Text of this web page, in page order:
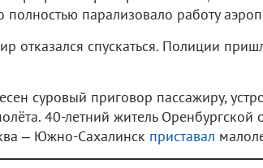
парализовало работу
отказался спускаться. Полиции
суровый приговор пассажиру,
40-летний житель
– Южно-Сахалинск приставал